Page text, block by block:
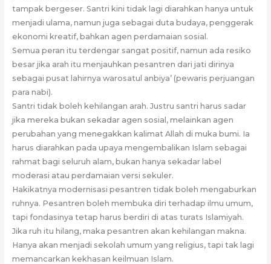
tampak bergeser. Santri kini tidak lagi diarahkan hanya untuk
menjadi ulama, namun juga sebagai duta budaya, penggerak
ekonomi kreatif, bahkan agen perdamaian sosial.
Semua peran itu terdengar sangat positif, namun ada resiko
besar jika arah itu menjauhkan pesantren dari jati dirinya
sebagai pusat lahirnya warosatul anbiya’ (pewaris perjuangan
para nabi).
Santri tidak boleh kehilangan arah. Justru santri harus sadar
jika mereka bukan sekadar agen sosial, melainkan agen
perubahan yang menegakkan kalimat Allah di muka bumi. Ia
harus diarahkan pada upaya mengembalikan Islam sebagai
rahmat bagi seluruh alam, bukan hanya sekadar label
moderasi atau perdamaian versi sekuler.
Hakikatnya modernisasi pesantren tidak boleh mengaburkan
ruhnya. Pesantren boleh membuka diri terhadap ilmu umum,
tapi fondasinya tetap harus berdiri di atas turats Islamiyah.
Jika ruh itu hilang, maka pesantren akan kehilangan makna.
Hanya akan menjadi sekolah umum yang religius, tapi tak lagi
memancarkan kekhasan keilmuan Islam.